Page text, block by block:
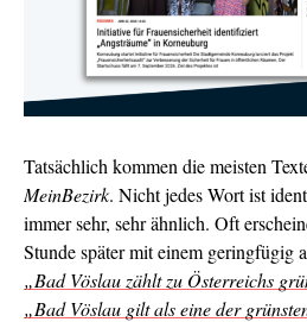
Tatsächlich kommen die meisten
MeinBezirk. Nicht jedes Wort ist
immer sehr, sehr ähnlich. Oft
Stunde später mit einem geringfügig
„Bad Vöslau zählt zu Österreichs
„Bad Vöslau gilt als eine der